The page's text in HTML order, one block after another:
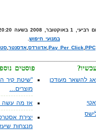
תחת הקטגוריות
במנועי חיפוש.
Pay Per Click, PPC
, אדוורדס, אדסנטר,
פוסטים
"שיטת קיר
מוצרים…
אז מה עשה
מנצחות
להשאר מעודכן